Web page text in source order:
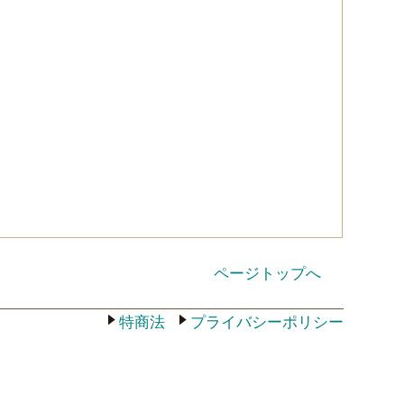
ページトップへ
プライバシーポリシー
特商法